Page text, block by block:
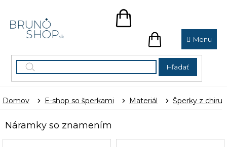
obsah
Hľadať
NÁKUPNÝ
NÁKUPNÝ
KOŠÍK
Domov E-shop so šperkami Materiál Šperky z
Náramky so znamením